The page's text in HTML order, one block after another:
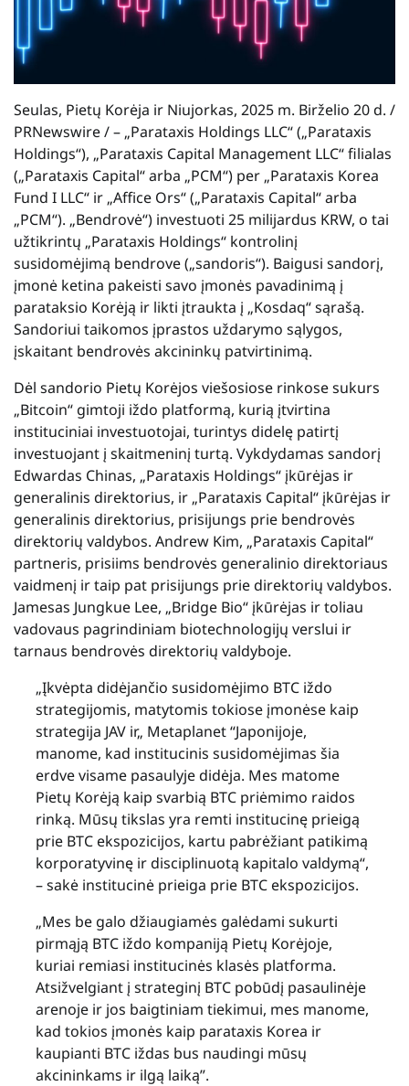
Seulas, Pietų Korėja ir Niujorkas, 2025 m. Birželio 20 d. /
PRNewswire / – „Parataxis Holdings LLC“ („Parataxis
Holdings“), „Parataxis Capital Management LLC“ filialas
(„Parataxis Capital“ arba „PCM“) per „Parataxis Korea
Fund I LLC“ ir „Affice Ors“ („Parataxis Capital“ arba
„PCM“). „Bendrovė“) investuoti 25 milijardus KRW, o tai
užtikrintų „Parataxis Holdings“ kontrolinį
susidomėjimą bendrove („sandoris“). Baigusi sandorį,
įmonė ketina pakeisti savo įmonės pavadinimą į
parataksio Korėją ir likti įtraukta į „Kosdaq“ sąrašą.
Sandoriui taikomos įprastos uždarymo sąlygos,
įskaitant bendrovės akcininkų patvirtinimą.
Dėl sandorio Pietų Korėjos viešosiose rinkose sukurs
„Bitcoin“ gimtoji iždo platformą, kurią įtvirtina
instituciniai investuotojai, turintys didelę patirtį
investuojant į skaitmeninį turtą. Vykdydamas sandorį
Edwardas Chinas, „Parataxis Holdings“ įkūrėjas ir
generalinis direktorius, ir „Parataxis Capital“ įkūrėjas ir
generalinis direktorius, prisijungs prie bendrovės
direktorių valdybos. Andrew Kim, „Parataxis Capital“
partneris, prisiims bendrovės generalinio direktoriaus
vaidmenį ir taip pat prisijungs prie direktorių valdybos.
Jamesas Jungkue Lee, „Bridge Bio“ įkūrėjas ir toliau
vadovaus pagrindiniam biotechnologijų verslui ir
tarnaus bendrovės direktorių valdyboje.
„Įkvėpta didėjančio susidomėjimo BTC iždo
strategijomis, matytomis tokiose įmonėse kaip
strategija JAV ir„ Metaplanet “Japonijoje,
manome, kad institucinis susidomėjimas šia
erdve visame pasaulyje didėja. Mes matome
Pietų Korėją kaip svarbią BTC priėmimo raidos
rinką. Mūsų tikslas yra remti institucinę prieigą
prie BTC ekspozicijos, kartu pabrėžiant patikimą
korporatyvinę ir disciplinuotą kapitalo valdymą“,
– sakė institucinė prieiga prie BTC ekspozicijos.
„Mes be galo džiaugiamės galėdami sukurti
pirmąją BTC iždo kompaniją Pietų Korėjoje,
kuriai remiasi institucinės klasės platforma.
Atsižvelgiant į strateginį BTC pobūdį pasaulinėje
arenoje ir jos baigtiniam tiekimui, mes manome,
kad tokios įmonės kaip parataxis Korea ir
kaupianti BTC iždas bus naudingi mūsų
akcininkams ir ilgą laiką”.